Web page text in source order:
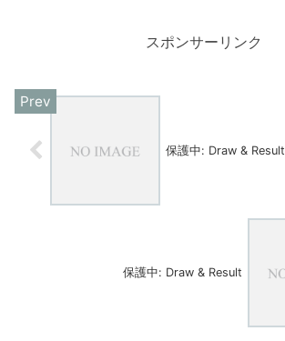
スポンサーリンク
保護中: Draw & Result
保護中: Draw & Result